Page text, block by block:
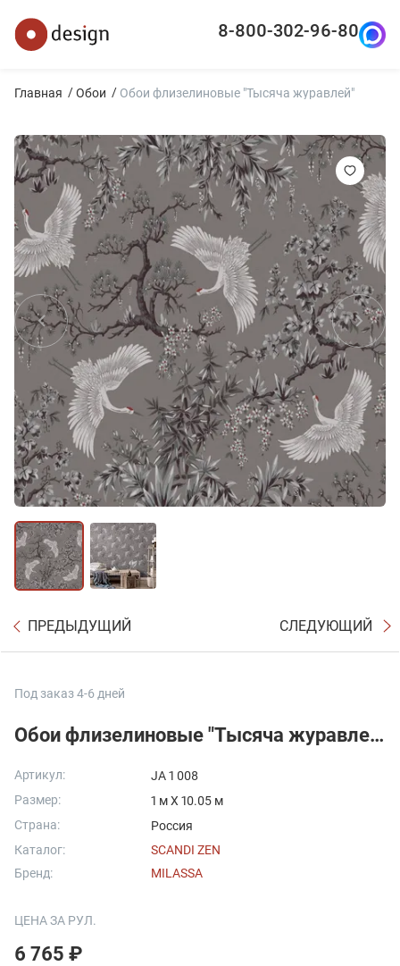
8-800-302-96-80
Главная Обои Обои флизелиновые "Тысяча журавлей"
ПРЕДЫДУЩИЙ СЛЕДУЮЩИЙ
Под заказ 4-6 дней
Обои флизелиновые "Тысяча журавлей"
Артикул:
JA 1 008
Размер:
1 м X 10.05 м
Страна:
Россия
Каталог:
SCANDI ZEN
Бренд:
MILASSA
ЦЕНА ЗА РУЛ.
6 765 ₽